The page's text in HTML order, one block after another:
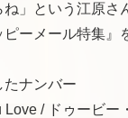
」という江原さ
ーメール特集』
たナンバー
/ ドゥービー